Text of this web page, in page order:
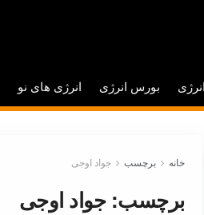
بورس انرژی انرژی های نو
خانه برچسب جواد اوجی
برچسب:جواد اوجی